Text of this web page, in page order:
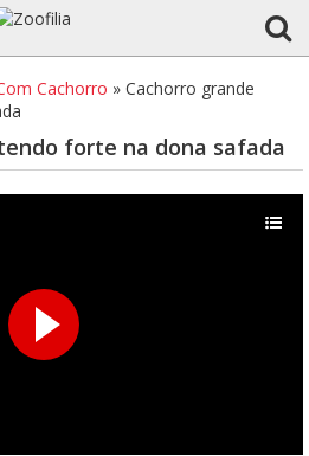
Cachorro » Cachorro grande
forte na dona safada